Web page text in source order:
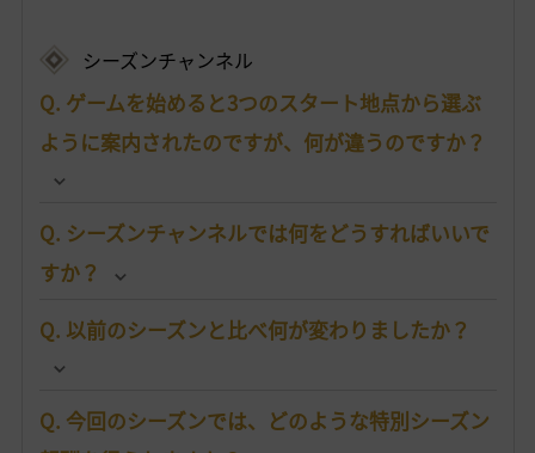
シーズンチャンネル
Q. ゲームを始めると3つのスタート地点から選ぶ
ように案内されたのですが、何が違うのですか？
Q. シーズンチャンネルでは何をどうすればいいで
すか？
Q. 以前のシーズンと比べ何が変わりましたか？
Q. 今回のシーズンでは、どのような特別シーズン